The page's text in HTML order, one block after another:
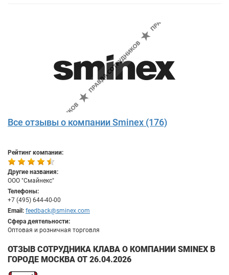
Все отзывы о компании Sminex (176)
Рейтинг компании:
Другие названия:
ООО "Смайнекс"
Телефоны:
+7 (495) 644-40-00
Email: feedback@sminex.com
Сфера деятельности:
Оптовая и розничная торговля
ОТЗЫВ СОТРУДНИКА КЛАВА О КОМПАНИИ SMINEX В
ГОРОДЕ МОСКВА ОТ 26.04.2026